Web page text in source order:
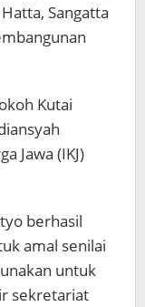
Sangatta
Kutai
Jawa (IKJ)
berhasil
amal senilai
untuk
sekretariat